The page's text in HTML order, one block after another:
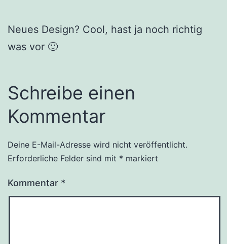
Neues Design? Cool, hast ja noch richtig
was vor 🙂
Schreibe einen
Kommentar
Deine E-Mail-Adresse wird nicht veröffentlicht.
Erforderliche Felder sind mit * markiert
Kommentar *